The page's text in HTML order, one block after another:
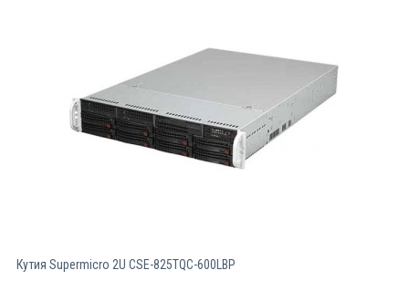
Кутия Supermicro 2U CSE-825TQC-600LBP